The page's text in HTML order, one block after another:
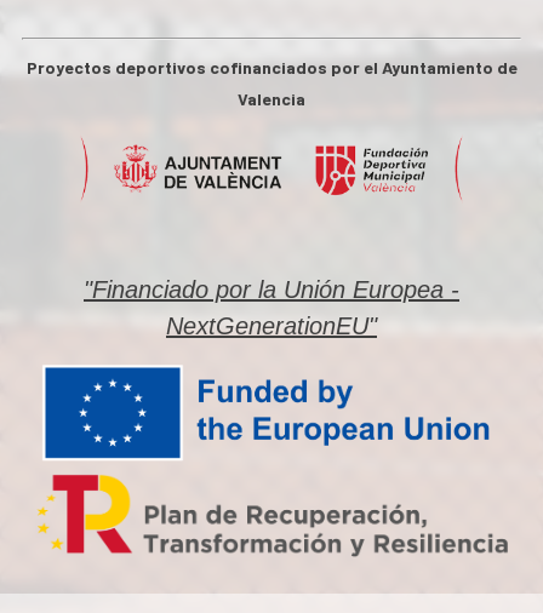
Proyectos deportivos cofinanciados por el Ayuntamiento de
Valencia
"Financiado por la Unión Europea -
NextGenerationEU"